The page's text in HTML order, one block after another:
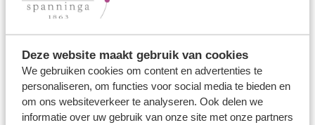
Deze website maakt gebruik van cookies
We gebruiken cookies om content en advertenties te
personaliseren, om functies voor social media te bieden en
om ons websiteverkeer te analyseren. Ook delen we
informatie over uw gebruik van onze site met onze partners
Trouwringen
Memoireringen
Verlovingsringen
Vriendschapsringen
Over ons